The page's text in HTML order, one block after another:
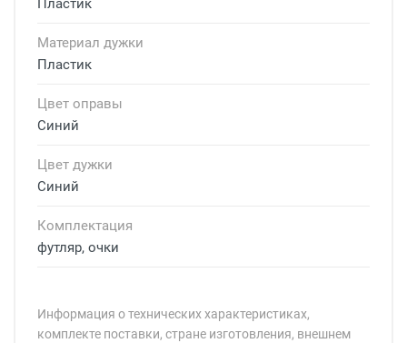
Пластик
Материал дужки
Пластик
Цвет оправы
Синий
Цвет дужки
Синий
Комплектация
футляр, очки
Информация о технических характеристиках,
комплекте поставки, стране изготовления, внешнем